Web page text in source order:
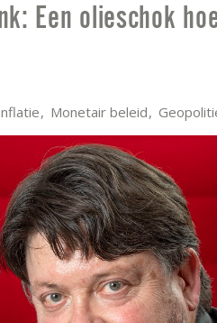
INFLATIE TE
Een olieschok
Monetair beleid